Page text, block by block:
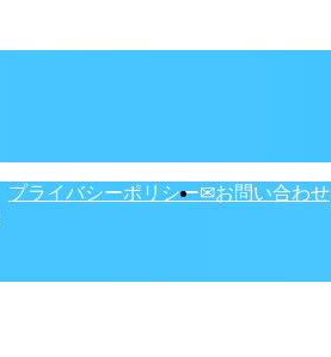
プライバシーポリシー✉お問い合わせ